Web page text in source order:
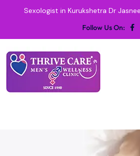
Sexologist in Kurukshetra Dr
Follow Us On: